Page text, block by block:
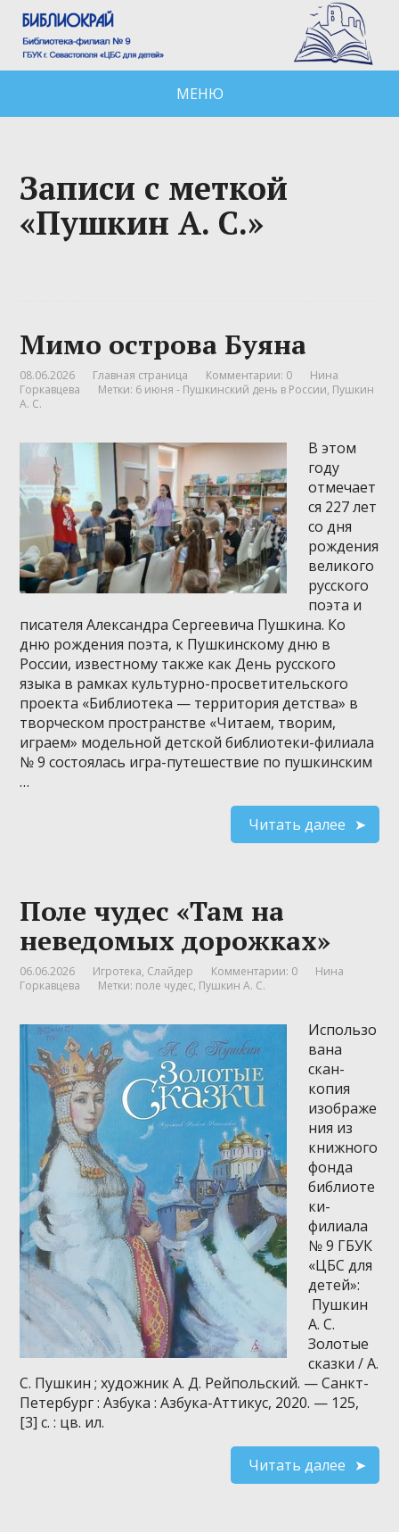
МЕНЮ
Записи с меткой
«Пушкин А. С.»
Мимо острова Буяна
08.06.2026 Главная страница Комментарии: 0
Нина
Горкавцева
Метки: 6 июня - Пушкинский день в России, Пушкин
А. С.
В этом
году
отмечает
ся 227 лет
со дня
рождения
великого
русского
поэта и
писателя Александра Сергеевича Пушкина. Ко
дню рождения поэта, к Пушкинскому дню в
России, известному также как День русского
языка в рамках культурно-просветительского
проекта «Библиотека — территория детства» в
творческом пространстве «Читаем, творим,
играем» модельной детской библиотеки-филиала
№ 9 состоялась игра-путешествие по пушкинским
…
Читать далее
Поле чудес «Там на
неведомых дорожках»
06.06.2026 Игротека, Слайдер Комментарии: 0
Нина
Горкавцева
Метки: поле чудес, Пушкин А. С.
Использо
вана
скан-
копия
изображе
ния из
книжного
фонда
библиоте
ки-
филиала
№ 9 ГБУК
«ЦБС для
детей»:
Пушкин
А. С.
Золотые
сказки / А.
С. Пушкин ; художник А. Д. Рейпольский. — Санкт-
Петербург : Азбука : Азбука-Аттикус, 2020. — 125,
[3] с. : цв. ил.
Читать далее